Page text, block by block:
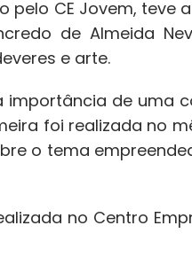
CE Jovem, teve
de Almeida
e arte.
de uma
foi realizada no
o tema
no Centro